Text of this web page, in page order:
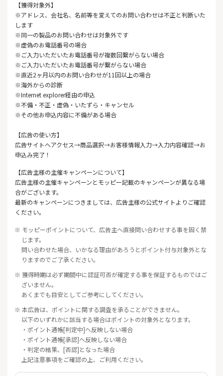
【獲得対象外】
※アドレス、会社名、名前等を変えてのお問い合わせは不正と判断いた
します
※同一の製品のお問い合わせは対象外です
※虚偽のお電話番号の場合
※ご入力いただいたお電話番号が複数回繋がらない場合
※ご入力いただいたお電話番号が繋がらない場合
※直近2ヶ月以内のお問い合わせが11回以上の場合
※海外からの診断
※Internet explorer経由の申込
※不備・不正・虚偽・いたずら・キャンセル
※その他お申込内容に不備がある場合
【広告の使い方】
広告サイトへアクセス→商品選択→お客様情報入力→入力内容確認→お
申込み完了！
【広告主様の主催キャンペーンについて】
広告主様の主催キャンペーンとモッピー記載のキャンペーンが異なる場
合がございます。
最新のキャンペーンにつきましては、広告主様の公式サイトよりご確認
ください。
※ モッピーポイントについて、広告主へ直接問い合わせする事を固く禁
じます。
問い合わせた場合、いかなる理由があろうとポイント付与対象外とな
りますのでご了承ください。
※ 獲得時期は必ず期間中に認証可否が確定する事を保証するものではご
ざいません。
あくまでも目安としてご参考にしてください。
※ 本広告は、ポイントに関する調査を承ることができません。
以下のいずれかに該当する場合はポイントの対象外となります。
・ポイント通帳[判定中]へ反映しない場合
・ポイント通帳[承認]へ反映しない場合
・判定の結果、[否認]となった場合
上記注意事項をご確認の上、ご利用ください。